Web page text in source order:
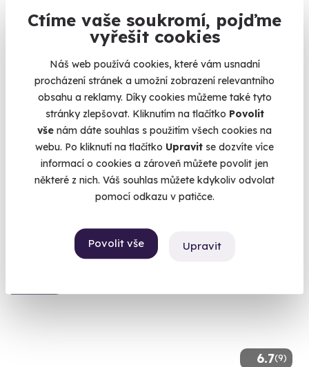
Ctíme vaše soukromí, pojďme
vyřešit cookies
Náš web používá cookies, které vám usnadní
procházení stránek a umožní zobrazení relevantního
obsahu a reklamy. Díky cookies můžeme také tyto
stránky zlepšovat. Kliknutím na tlačítko Povolit
vše nám dáte souhlas s použitím všech cookies na
webu. Po kliknutí na tlačítko Upravit se dozvíte více
informací o cookies a zároveň můžete povolit jen
některé z nich. Váš souhlas můžete kdykoliv odvolat
pomocí odkazu v patičce.
Povolit vše Upravit
9.0
Relax v pivních lázních
Relaxujte v pivní lázni, dejte si zábal ze sladového mláta a
pak si zajděte ještě na jedno vychlazený.
Chodová Planá (Tachov)
2 390 Kč
6.7(9)
Volný termín už 07. 08. 2026